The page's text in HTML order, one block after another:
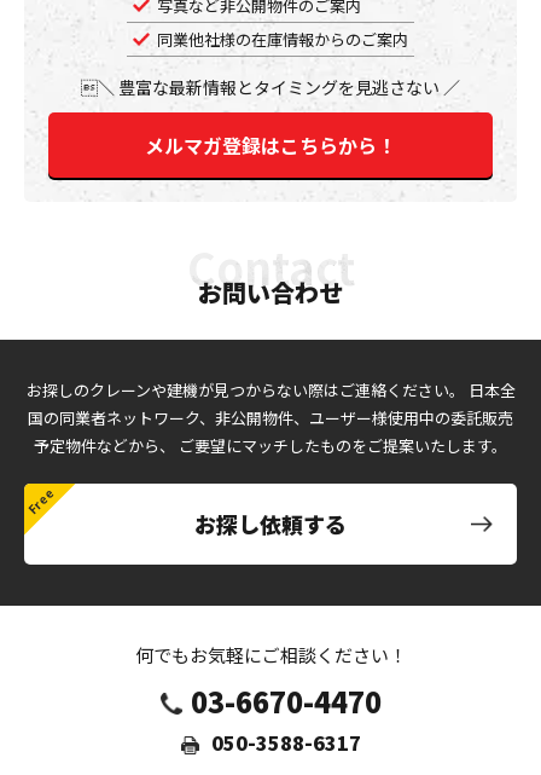
写真など非公開物件のご案内
同業他社様の在庫情報からのご案内
豊富な最新情報とタイミングを見逃さない
メルマガ登録はこちらから！
お問い合わせ
お探しのクレーンや建機が見つからない際はご連絡ください。
日本全
国の同業者ネットワーク、非公開物件、ユーザー様使用中の委託販売
予定物件などから、
ご要望にマッチしたものをご提案いたします。
お探し依頼する
何でもお気軽にご相談ください！
03-6670-4470
050-3588-6317